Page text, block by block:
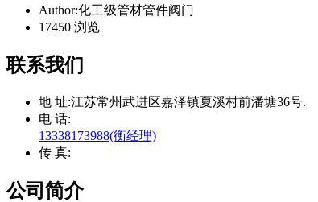
Author:化工级管材管件阀门
17450 浏览
联系我们
地 址:江苏常州武进区嘉泽镇夏溪村前潘塘36号.
电 话:
13338173988(衡经理)
传 真:
公司简介